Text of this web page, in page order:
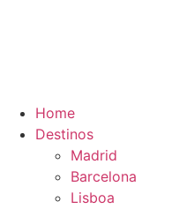
Home
Destinos
Madrid
Barcelona
Lisboa